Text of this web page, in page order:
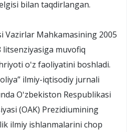
bilan taqdirlangan.
Vazirlar Mahkamasining 2005
muvofiq
oʻz faoliyatini boshladi.
ilmiy-iqtisodiy jurnali
Oʻzbekiston Respublikasi
(OAK) Prezidiumining
ilmiy ishlanmalarini chop